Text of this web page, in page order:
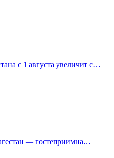
с 1 августа увеличит с…
— гостеприимна…